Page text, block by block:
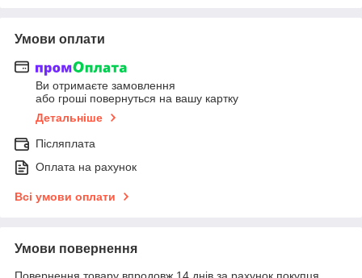
Умови оплати
Ви отримаєте замовлення
або гроші повернуться на вашу картку
Детальніше
Післяплата
Оплата на рахунок
Всі умови оплати
Умови повернення